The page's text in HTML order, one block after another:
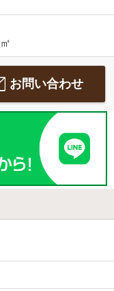
お問い合わせ